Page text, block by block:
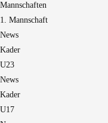
Mannschaften
1. Mannschaft
News
Kader
U23
News
Kader
U17